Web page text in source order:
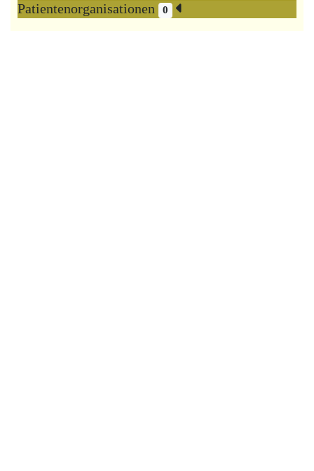
Patientenorganisationen 0